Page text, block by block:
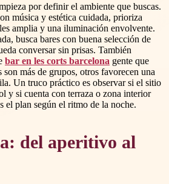
por definir el ambiente que buscas.
música y estética cuidada, prioriza
amplia y una iluminación envolvente.
busca bares con buena selección de
conversar sin prisas. También
bar en les corts barcelona gente que
más de grupos, otros favorecen una
Un truco práctico es observar si el sitio
y si cuenta con terraza o zona interior
el plan según el ritmo de la noche.
del aperitivo al